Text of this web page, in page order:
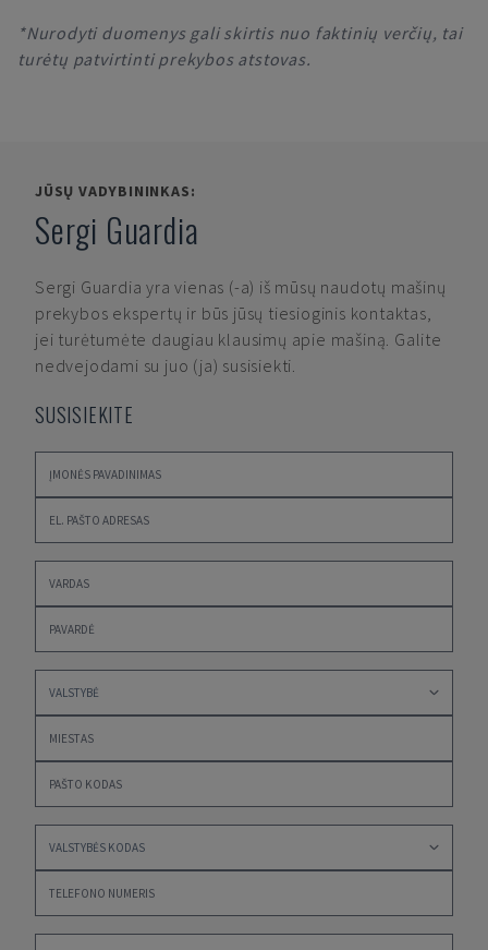
*Nurodyti duomenys gali skirtis nuo faktinių verčių, tai
turėtų patvirtinti prekybos atstovas.
JŪSŲ VADYBININKAS:
Sergi Guardia
Sergi Guardia yra vienas (-a) iš mūsų naudotų mašinų
prekybos ekspertų ir būs jūsų tiesioginis kontaktas,
jei turėtumėte daugiau klausimų apie mašiną. Galite
nedvejodami su juo (ja) susisiekti.
SUSISIEKITE